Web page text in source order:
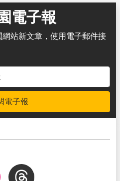
電子報
站新文章，使用電子郵件接
電子報
Threads